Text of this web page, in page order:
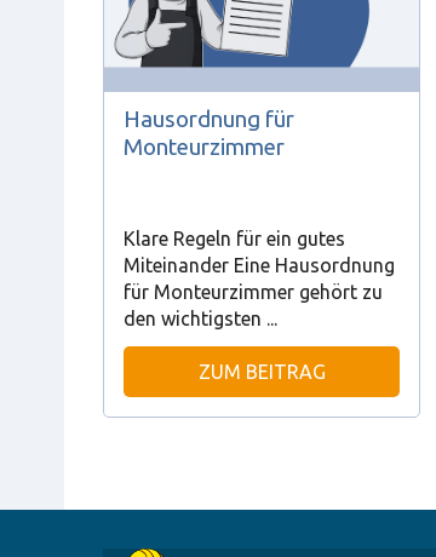
Hausordnung für
Monteurzimmer
Klare Regeln für ein gutes
Miteinander Eine Hausordnung
für Monteurzimmer gehört zu
den wichtigsten ...
ZUM BEITRAG